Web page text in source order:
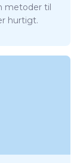
metoder til
hurtigt.